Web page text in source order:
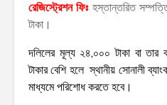
রেজিস্ট্রেশন ফিঃহস্তান্তরিত
টাকা।
দলিলের মূল্য ২৪,০০০ টাকা বা
টাকার বেশি হলে স্থানীয় সোনালী
মাধ্যমে পরিশোধ করতে হবে।